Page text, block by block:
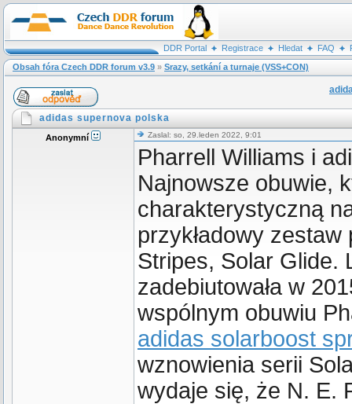
DDR Portal Registrace Hledat FAQ
Obsah fóra Czech DDR forum v3.9 » Srazy, setkání a turnaje (VSS+CON)
adidas supernova polska
Anonymní Zaslal: so, 29.leden 2022, 9:01
Pharrell Williams i
Najnowsze obuwie,
charakterystyczną
przykładowy
Stripes, Solar Glide.
zadebiutowała w
wspólnym obuwiu
adidas solarboost
wznowienia serii
wydaje się, że N. E.